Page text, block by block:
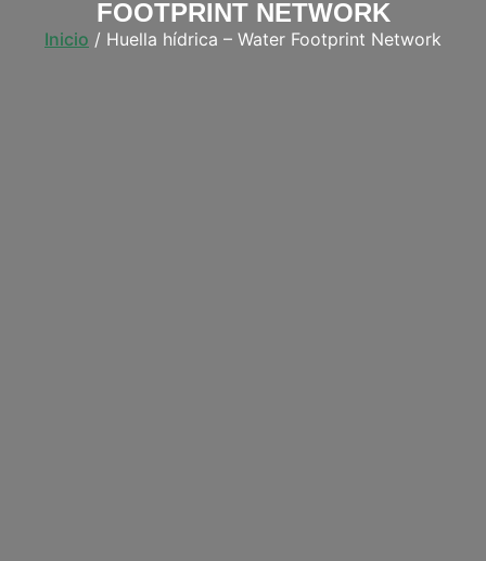
FOOTPRINT NETWORK
Inicio / Huella hídrica – Water Footprint Network